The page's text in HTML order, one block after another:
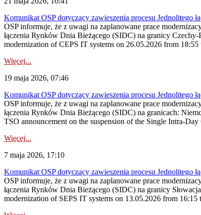
Komunikat OSP dotyczący zawieszenia procesu Jednolitego
OSP informuje, że z uwagi na zaplanowane prace
łączenia Rynków Dnia Bieżącego (SIDC) na granicy
modernization of CEPS IT systems on 26.05.2026 from 18:55
Więcej...
19 maja 2026, 07:46
Komunikat OSP dotyczący zawieszenia procesu Jednolitego
OSP informuje, że z uwagi na zaplanowane prace
łączenia Rynków Dnia Bieżącego (SIDC) na granicach:
TSO announcement on the suspension of the Single Intra-
Więcej...
7 maja 2026, 17:10
Komunikat OSP dotyczący zawieszenia procesu Jednolitego
OSP informuje, że z uwagi na zaplanowane prace
łączenia Rynków Dnia Bieżącego (SIDC) na granicy
modernization of SEPS IT systems on 13.05.2026 from 16:15